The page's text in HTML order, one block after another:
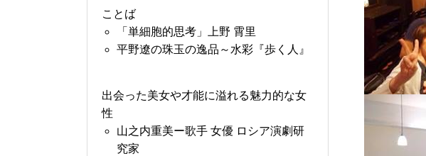
ことば
「単細胞的思考」上野 霄里
平野遼の珠玉の逸品～水彩『歩く人』
出会った美女や才能に溢れる魅力的な女
性
山之内重美ー歌手 女優 ロシア演劇研
究家